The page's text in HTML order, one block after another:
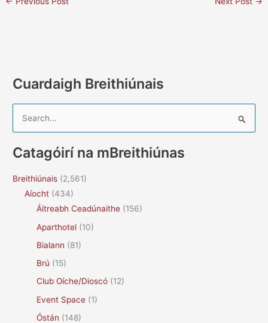
Cuardaigh Breithiúnais
r
c
Catagóirí na mBreithiúnas
Breithiúnais (2,561)
Aíocht (434)
Áitreabh Ceadúnaithe (156)
Aparthotel (10)
Bialann (81)
Brú (15)
Club Oíche/Dioscó (12)
Event Space (1)
Óstán (148)